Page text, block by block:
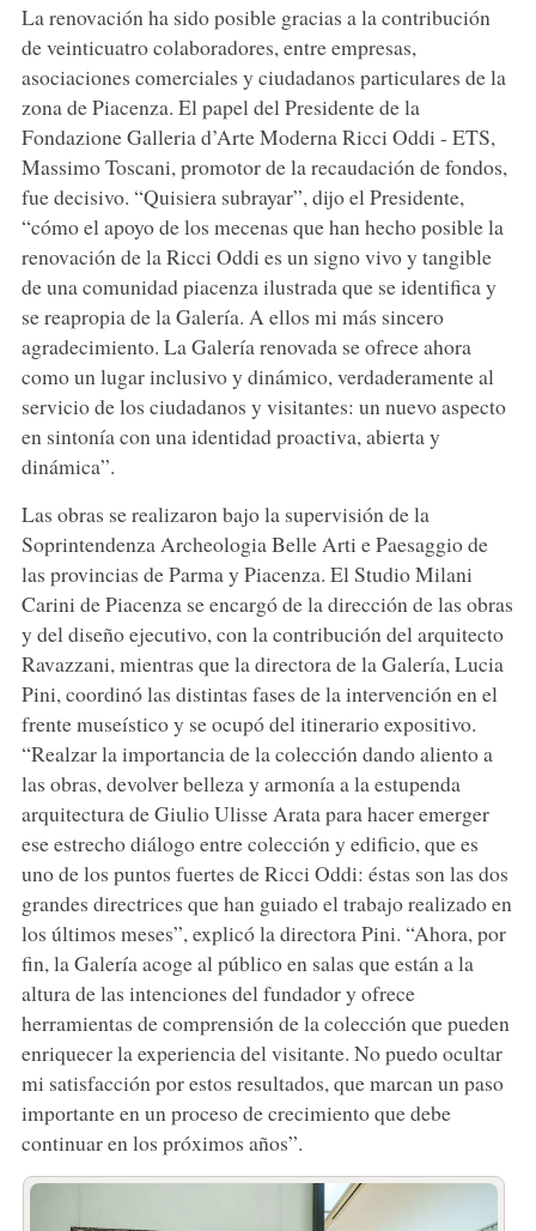
La renovación ha sido posible gracias a la contribución
de veinticuatro colaboradores, entre empresas,
asociaciones comerciales y ciudadanos particulares de la
zona de Piacenza. El papel del Presidente de la
Fondazione Galleria d’Arte Moderna Ricci Oddi - ETS,
Massimo Toscani, promotor de la recaudación de fondos,
fue decisivo. “Quisiera subrayar”, dijo el Presidente,
“cómo el apoyo de los mecenas que han hecho posible la
renovación de la Ricci Oddi es un signo vivo y tangible
de una comunidad piacenza ilustrada que se identifica y
se reapropia de la Galería. A ellos mi más sincero
agradecimiento. La Galería renovada se ofrece ahora
como un lugar inclusivo y dinámico, verdaderamente al
servicio de los ciudadanos y visitantes: un nuevo aspecto
en sintonía con una identidad proactiva, abierta y
dinámica”.
Las obras se realizaron bajo la supervisión de la
Soprintendenza Archeologia Belle Arti e Paesaggio de
las provincias de Parma y Piacenza. El Studio Milani
Carini de Piacenza se encargó de la dirección de las obras
y del diseño ejecutivo, con la contribución del arquitecto
Ravazzani, mientras que la directora de la Galería, Lucia
Pini, coordinó las distintas fases de la intervención en el
frente museístico y se ocupó del itinerario expositivo.
“Realzar la importancia de la colección dando aliento a
las obras, devolver belleza y armonía a la estupenda
arquitectura de Giulio Ulisse Arata para hacer emerger
ese estrecho diálogo entre colección y edificio, que es
uno de los puntos fuertes de Ricci Oddi: éstas son las dos
grandes directrices que han guiado el trabajo realizado en
los últimos meses”, explicó la directora Pini. “Ahora, por
fin, la Galería acoge al público en salas que están a la
altura de las intenciones del fundador y ofrece
herramientas de comprensión de la colección que pueden
enriquecer la experiencia del visitante. No puedo ocultar
mi satisfacción por estos resultados, que marcan un paso
importante en un proceso de crecimiento que debe
continuar en los próximos años”.